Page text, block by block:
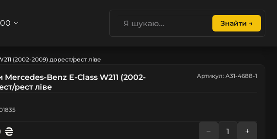
Знайти →
(2002-2009) дорест/рест ліве
Benz E-Class W211 (2002-
рест ліве
Артикул: A31-4688-1
₴ − +